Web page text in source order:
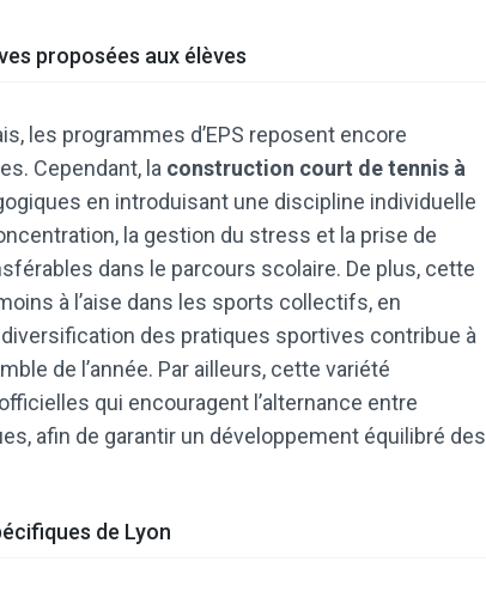
proposées aux élèves
les programmes d’EPS reposent encore
Cependant, la construction court de tennis à
en introduisant une discipline individuelle
la gestion du stress et la prise de
dans le parcours scolaire. De plus, cette
à l’aise dans les sports collectifs, en
des pratiques sportives contribue à
de l’année. Par ailleurs, cette variété
qui encouragent l’alternance entre
afin de garantir un développement équilibré des
de Lyon